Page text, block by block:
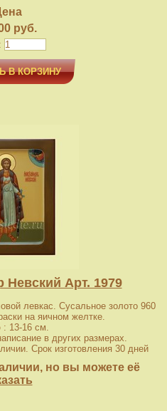
руб.
В КОРЗИНУ
Невский Арт. 1979
левкас. Сусальное золото 960
на яичном желтке.
: 13-16 см.
в других размерах.
Срок изготовления 30 дней
но вы можете её